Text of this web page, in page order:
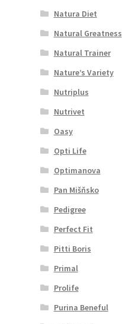
Natura Diet
Natural Greatness
Natural Trainer
Nature’s Variety
Nutriplus
Nutrivet
Oasy
Opti Life
Optimanova
Pan Mišňsko
Pedigree
Perfect Fit
Pitti Boris
Primal
Prolife
Purina Beneful